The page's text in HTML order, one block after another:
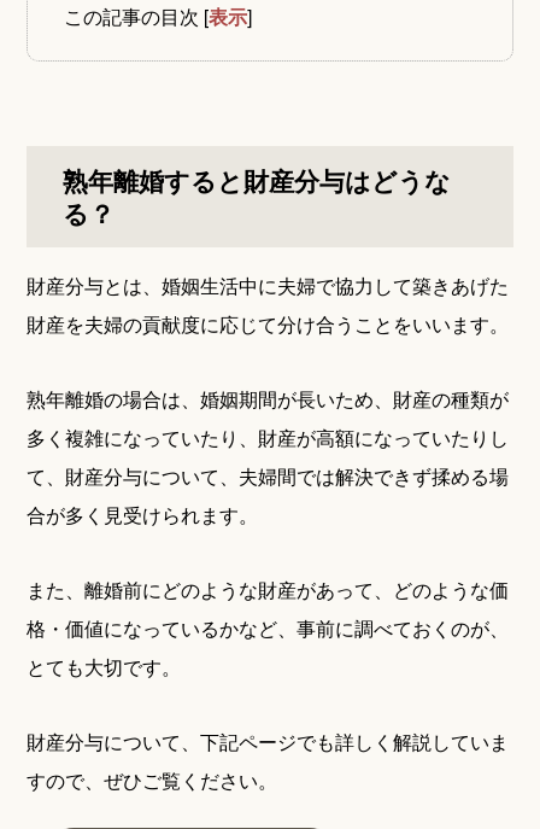
この記事の目次 [表示]
熟年離婚すると財産分与はどうな
る？
財産分与とは、婚姻生活中に夫婦で協力して築きあげた
財産を夫婦の貢献度に応じて分け合うことをいいます。
熟年離婚の場合は、婚姻期間が長いため、財産の種類が
多く複雑になっていたり、財産が高額になっていたりし
て、財産分与について、夫婦間では解決できず揉める場
合が多く見受けられます。
また、離婚前にどのような財産があって、どのような価
格・価値になっているかなど、事前に調べておくのが、
とても大切です。
財産分与について、下記ページでも詳しく解説していま
すので、ぜひご覧ください。